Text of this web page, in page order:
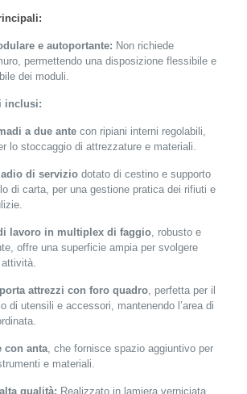
e autoportante: Non richiede
permettendo una disposizione flessibile e
dei moduli.
inclusi:
a due antecon ripiani interni regolabili,
lo stoccaggio di attrezzature e materiali.
di serviziodotato di cestino e supporto
di carta, per una gestione pratica dei rifiuti e
lavoro in multiplex di faggio, robusto e
offre una superficie ampia per svolgere
attrezzi con foro quadro, perfetta per il
di utensili e accessori, mantenendo l’area di
con anta, che fornisce spazio aggiuntivo per
e materiali.
qualità: Realizzato in lamiera verniciata